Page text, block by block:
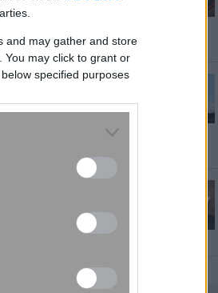
and may gather and store
You may click to grant or
specified purposes
της